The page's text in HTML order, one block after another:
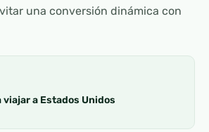
una conversión dinámica con
a Estados Unidos